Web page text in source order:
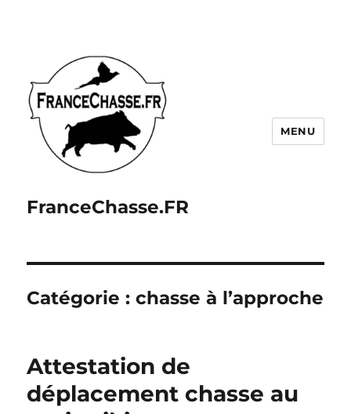
FranceChasse.FR
MENU
Catégorie :chasse à l’approche
Attestation de
déplacement chasse au